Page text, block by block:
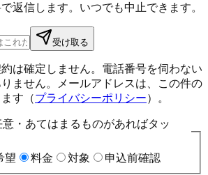
返信します。いつでも中止できます。
受け取る
は確定しません。電話番号を伺わない
ません。メールアドレスは、この件の
す（プライバシーポリシー）。
・あてはまるものがあればタッ
望
料金 対象 申込前確認